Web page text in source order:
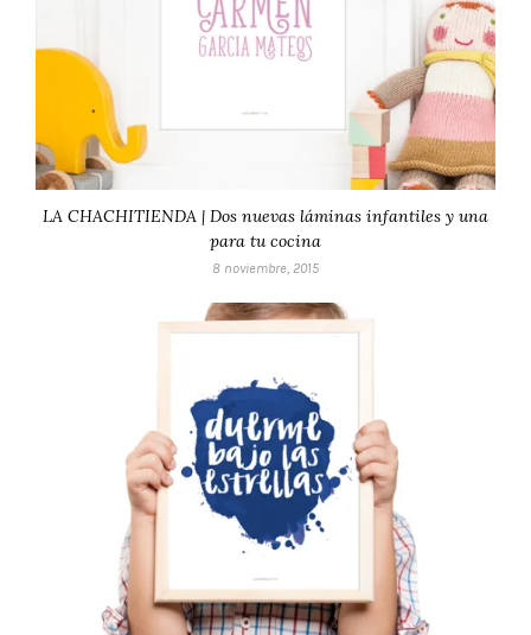
LA CHACHITIENDA | Dos nuevas láminas infantiles y una
para tu cocina
8 noviembre, 2015